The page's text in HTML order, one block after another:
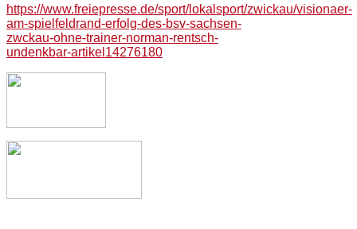
https://www.freiepresse.de/sport/lokalsport/zwickau/visionaer-
am-spielfeldrand-erfolg-des-bsv-sachsen-
zwckau-ohne-trainer-norman-rentsch-
undenkbar-artikel14276180